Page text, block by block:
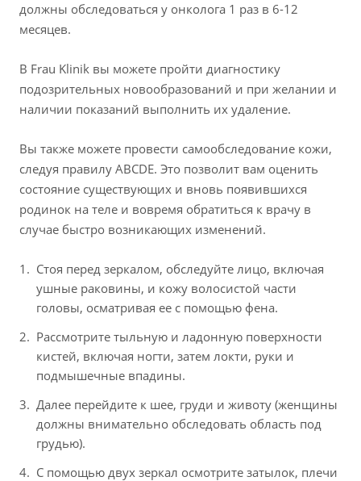
должны обследоваться у онколога 1 раз в 6-12
месяцев.
В Frau Klinik вы можете пройти диагностику
подозрительных новообразований и при желании и
наличии показаний выполнить их удаление.
Вы также можете провести самообследование кожи,
следуя правилу ABCDE. Это позволит вам оценить
состояние существующих и вновь появившихся
родинок на теле и вовремя обратиться к врачу в
случае быстро возникающих изменений.
Стоя перед зеркалом, обследуйте лицо, включая
ушные раковины, и кожу волосистой части
головы, осматривая ее с помощью фена.
Рассмотрите тыльную и ладонную поверхности
кистей, включая ногти, затем локти, руки и
подмышечные впадины.
Далее перейдите к шее, груди и животу (женщины
должны внимательно обследовать область под
грудью).
С помощью двух зеркал осмотрите затылок, плечи